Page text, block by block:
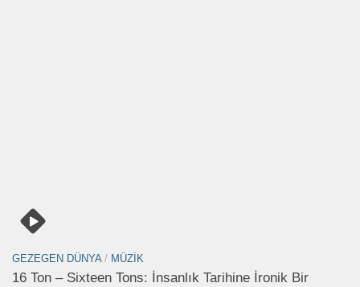
GEZEGEN DÜNYA/ MÜZIK
16 Ton – Sixteen Tons: İnsanlık Tarihine İronik Bir